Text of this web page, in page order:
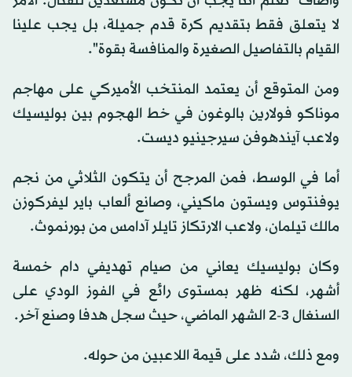
لا يتعلق فقط بتقديم كرة قدم جميلة، بل يجب علينا
القيام بالتفاصيل الصغيرة والمنافسة بقوة".
ومن المتوقع أن يعتمد المنتخب الأميركي على مهاجم
موناكو فولارين بالوغون في خط الهجوم بين بوليسيك
ولاعب آيندهوفن سيرجينيو ديست.
أما في الوسط، فمن المرجح أن يتكون الثلاثي من نجم
يوفنتوس ويستون ماكيني، وصانع ألعاب باير ليفركوزن
مالك تيلمان، ولاعب الارتكاز تايلر آدامس من بورنموث.
وكان بوليسيك يعاني من صيام تهديفي دام خمسة
أشهر، لكنه ظهر بمستوى رائع في الفوز الودي على
السنغال 3-2 الشهر الماضي، حيث سجل هدفا وصنع آخر.
ومع ذلك، شدد على قيمة اللاعبين من حوله.